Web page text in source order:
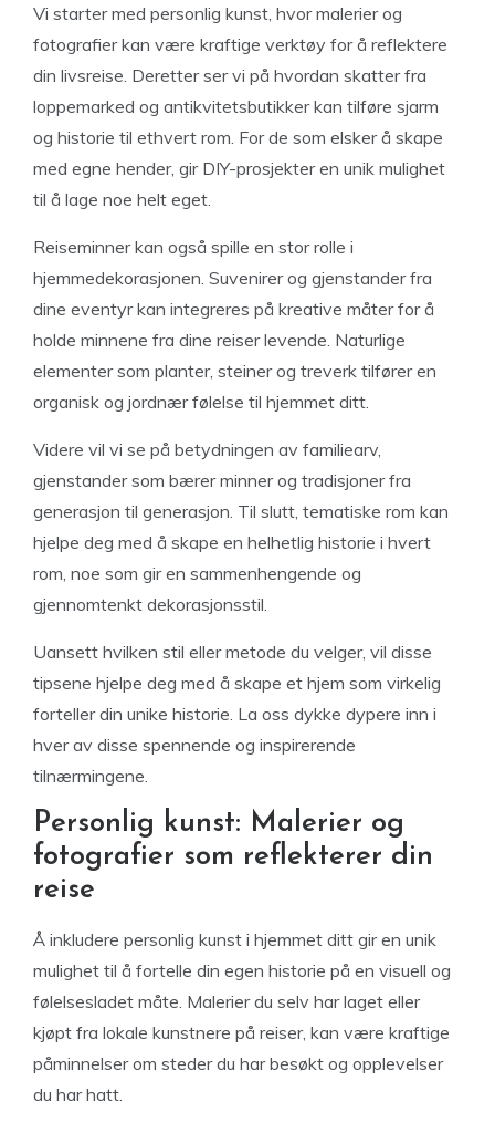
Vi starter med personlig kunst, hvor malerier og
fotografier kan være kraftige verktøy for å reflektere
din livsreise. Deretter ser vi på hvordan skatter fra
loppemarked og antikvitetsbutikker kan tilføre sjarm
og historie til ethvert rom. For de som elsker å skape
med egne hender, gir DIY-prosjekter en unik mulighet
til å lage noe helt eget.
Reiseminner kan også spille en stor rolle i
hjemmedekorasjonen. Suvenirer og gjenstander fra
dine eventyr kan integreres på kreative måter for å
holde minnene fra dine reiser levende. Naturlige
elementer som planter, steiner og treverk tilfører en
organisk og jordnær følelse til hjemmet ditt.
Videre vil vi se på betydningen av familiearv,
gjenstander som bærer minner og tradisjoner fra
generasjon til generasjon. Til slutt, tematiske rom kan
hjelpe deg med å skape en helhetlig historie i hvert
rom, noe som gir en sammenhengende og
gjennomtenkt dekorasjonsstil.
Uansett hvilken stil eller metode du velger, vil disse
tipsene hjelpe deg med å skape et hjem som virkelig
forteller din unike historie. La oss dykke dypere inn i
hver av disse spennende og inspirerende
tilnærmingene.
Personlig kunst: Malerier og
fotografier som reflekterer din
reise
Å inkludere personlig kunst i hjemmet ditt gir en unik
mulighet til å fortelle din egen historie på en visuell og
følelsesladet måte. Malerier du selv har laget eller
kjøpt fra lokale kunstnere på reiser, kan være kraftige
påminnelser om steder du har besøkt og opplevelser
du har hatt.